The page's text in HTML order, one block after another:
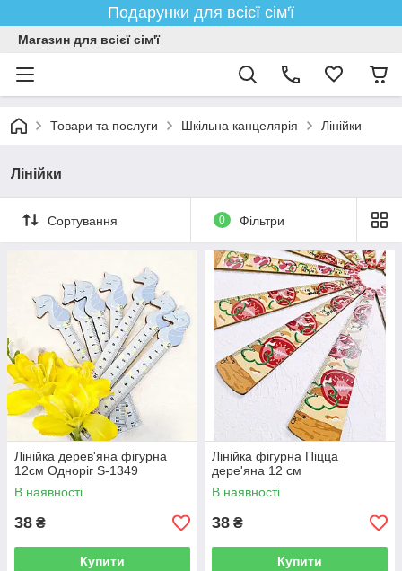
Подарунки для всієї сім'ї
Магазин для всієї сім'ї
Товари та послуги Шкільна канцелярія Лінійки
Лінійки
Сортування 0 Фільтри
Лінійка дерев'яна фігурна
12см Одноріг S-1349
В наявності
38 ₴
Купити
Лінійка фігурна Піцца
дере'яна 12 см
В наявності
38 ₴
Купити